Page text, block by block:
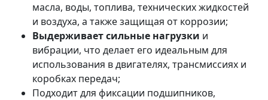
масла, воды, топлива, технических жидкостей
и воздуха, а также защищая от коррозии;
Выдерживает сильные нагрузки и
вибрации, что делает его идеальным для
использования в двигателях, трансмиссиях и
коробках передач;
Подходит для фиксации подшипников,